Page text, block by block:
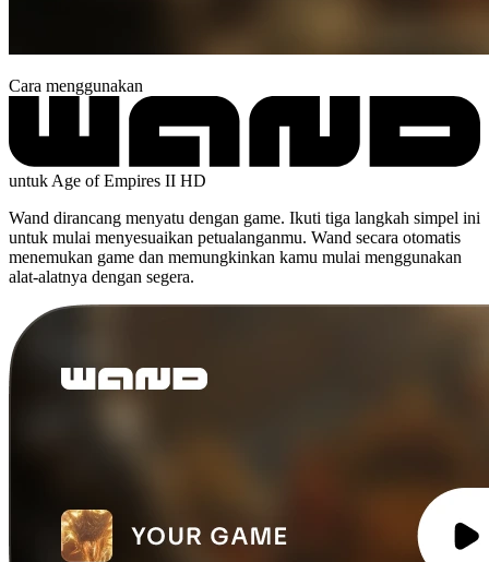
Cara menggunakan
untuk Age of Empires II HD
Wand dirancang menyatu dengan game. Ikuti tiga langkah simpel ini
untuk mulai menyesuaikan petualanganmu. Wand secara otomatis
menemukan game dan memungkinkan kamu mulai menggunakan
alat-alatnya dengan segera.